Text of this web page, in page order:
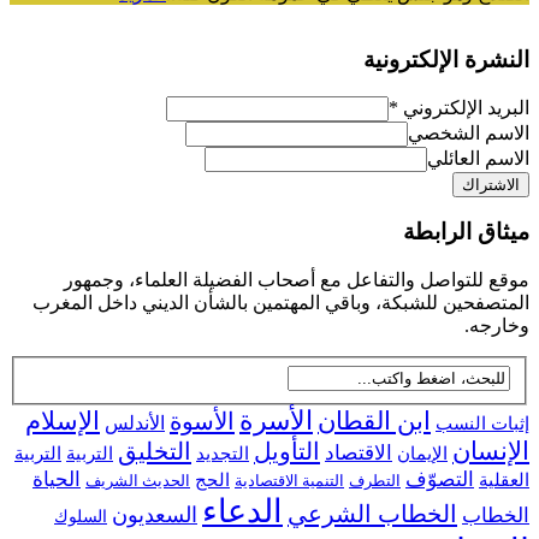
النشرة الإلكترونية
البريد الإلكتروني *
الاسم الشخصي
الاسم العائلي
ميثاق الرابطة
موقع للتواصل والتفاعل مع أصحاب الفضيلة العلماء، وجمهور
المتصفحين للشبكة، وباقي المهتمين بالشأن الديني داخل المغرب
وخارجه.
إثبات النسب ابن القطان الأسرة الأسوة الأندلس
الإسلام
الإنسان
الإيمان الاقتصاد التأويل التجديد التخليق التربية التربية
العقلية
التصوّف التطرف التنمية الاقتصادية الحج الحديث الشريف
الحياة
الخطاب الخطاب الشرعي الدعاء السعديون السلوك